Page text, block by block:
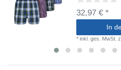
32,97 € *
In
*inkl. ges. MwSt.